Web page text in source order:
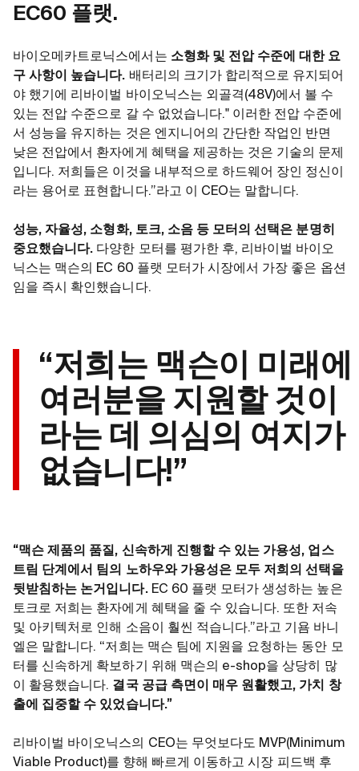
EC60 플랫.
바이오메카트로닉스에서는 소형화 및 전압 수준에 대한 요
구 사항이 높습니다. 배터리의 크기가 합리적으로 유지되어
야 했기에 리바이벌 바이오닉스는 외골격(48V)에서 볼 수
있는 전압 수준으로 갈 수 없었습니다." 이러한 전압 수준에
서 성능을 유지하는 것은 엔지니어의 간단한 작업인 반면
낮은 전압에서 환자에게 혜택을 제공하는 것은 기술의 문제
입니다. 저희들은 이것을 내부적으로 하드웨어 장인 정신이
라는 용어로 표현합니다.”라고 이 CEO는 말합니다.
성능, 자율성, 소형화, 토크, 소음 등 모터의 선택은 분명히
중요했습니다. 다양한 모터를 평가한 후, 리바이벌 바이오
닉스는 맥슨의 EC 60 플랫 모터가 시장에서 가장 좋은 옵션
임을 즉시 확인했습니다.
“저희는 맥슨이 미래에
여러분을 지원할 것이
라는 데 의심의 여지가
없습니다!”
“맥슨 제품의 품질, 신속하게 진행할 수 있는 가용성, 업스
트림 단계에서 팀의 노하우와 가용성은 모두 저희의 선택을
뒷받침하는 논거입니다.EC 60 플랫 모터가 생성하는 높은
토크로 저희는 환자에게 혜택을 줄 수 있습니다. 또한 저속
및 아키텍처로 인해 소음이 훨씬 적습니다.”라고 기욤 바니
엘은 말합니다. “저희는 맥슨 팀에 지원을 요청하는 동안 모
터를 신속하게 확보하기 위해 맥슨의 e-shop을 상당히 많
이 활용했습니다. 결국 공급 측면이 매우 원활했고, 가치 창
출에 집중할 수 있었습니다.”
리바이벌 바이오닉스의 CEO는 무엇보다도 MVP(Minimum
Viable Product)를 향해 빠르게 이동하고 시장 피드백 후